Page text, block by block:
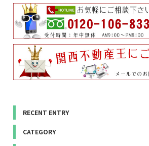
RECENT ENTRY
CATEGORY